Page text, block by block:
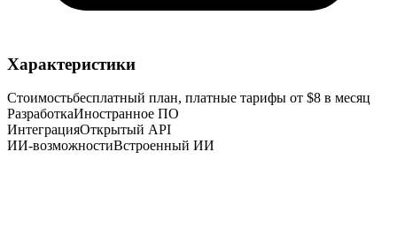
Характеристики
Стоимостьбесплатный план, платные тарифы от $8 в месяц
РазработкаИностранное ПО
ИнтеграцияОткрытый API
ИИ-возможностиВстроенный ИИ